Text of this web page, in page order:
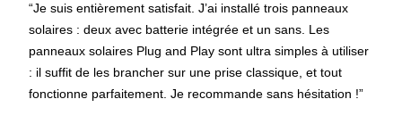
“Je suis entièrement satisfait. J’ai installé trois panneaux
solaires : deux avec batterie intégrée et un sans. Les
panneaux solaires Plug and Play sont ultra simples à utiliser
: il suffit de les brancher sur une prise classique, et tout
fonctionne parfaitement. Je recommande sans hésitation !”